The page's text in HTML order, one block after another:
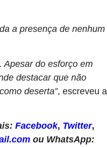
a presença de nenhum
Apesar do esforço em
destacar que não
deserta”, escreveu a
Facebook, Twitter,
ou WhatsApp: